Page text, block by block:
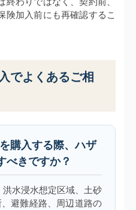
険加入前にも再確認するこ
でよくあるご相
購入する際、ハザ
べきですか？
水浸水想定区域、土砂
避難経路、周辺道路の